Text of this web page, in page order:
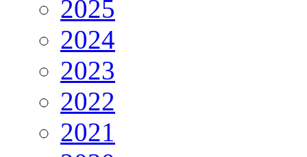
2025
2024
2023
2022
2021